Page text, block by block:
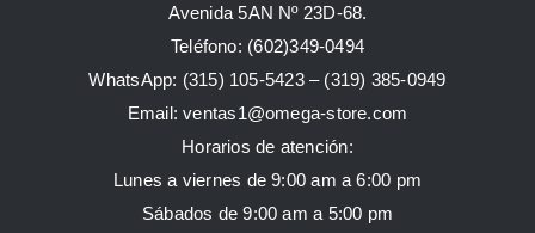
Avenida 5AN Nº 23D-68.
Teléfono: (602)349-0494
WhatsApp: (315) 105-5423 – (319) 385-0949
Email:ventas1@omega-store.com
Horarios de atención:
Lunes a viernes de 9:00 am a 6:00 pm
Sábados de 9:00 am a 5:00 pm